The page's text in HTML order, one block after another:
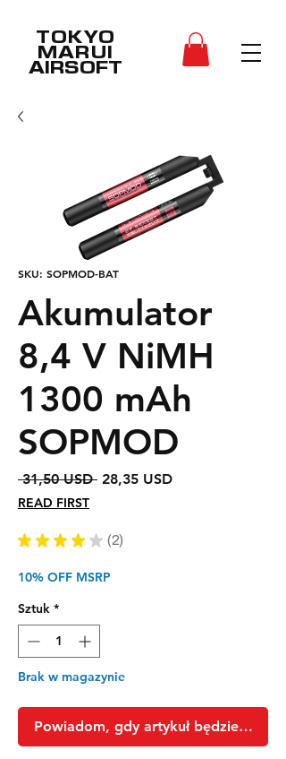
TOKYO
MARUI
AIRSOFT
SKU: SOPMOD-BAT
Akumulator
8,4 V NiMH
1300 mAh
SOPMOD
31,50 USD Regularna
28,35 USDCena
READ FIRST
★ ★ ★ ★ ★ 2
2
10% OFF MSRP
Sztuk *
Brak w magazynie
Powiadom, gdy artykuł będzie